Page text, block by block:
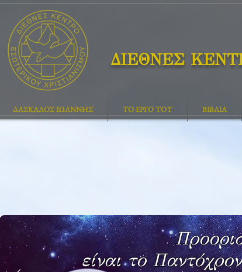
ΔΙΕΘΝΕΣ
ΔΑΣΚΑΛΟΣ ΙΩΑΝΝΗΣ ΤΟ ΕΡΓΟ ΤΟΥ ΒΙΒΛΙΑ
είναι το